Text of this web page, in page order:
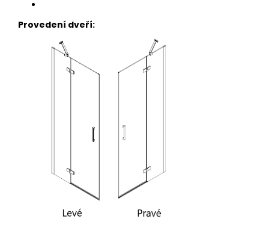
Provedení dveří: